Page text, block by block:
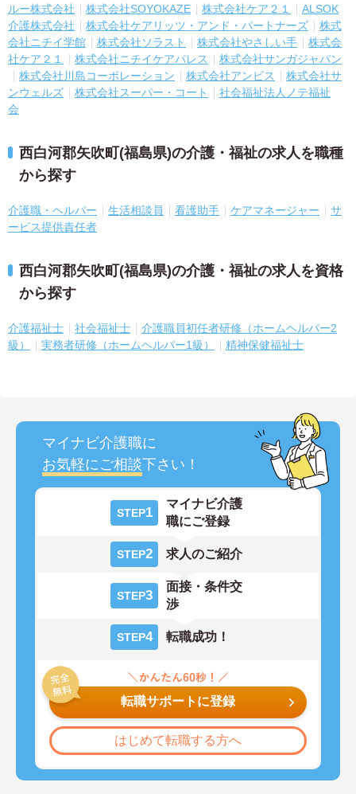
ルー株式会社
株式会社SOYOKAZE 株式会社ケア２１
ALSOK
介護株式会社
株式会社ケアリッツ・アンド・パートナーズ
株式
会社ニチイ学館
株式会社ソラスト 株式会社やさしい手
株式会
社ケア２１
株式会社ニチイケアパレス
株式会社サンガジャパン
株式会社川島コーポレーション
株式会社アンビス
株式会社サ
ンウェルズ
株式会社スーパー・コート
社会福祉法人ノテ福祉
会
西白河郡矢吹町(福島県)の介護・福祉の求人を職種
から探す
介護職・ヘルパー 生活相談員 看護助手 ケアマネージャー
サ
ービス提供責任者
西白河郡矢吹町(福島県)の介護・福祉の求人を資格
から探す
介護福祉士 社会福祉士
介護職員初任者研修（ホームヘルパー2
級）
実務者研修（ホームヘルパー1級） 精神保健福祉士
マイナビ介護職に
お気軽にご相談下さい！
STEP1
マイナビ介護
職にご登録
STEP2 求人のご紹介
STEP3
面接・条件交
渉
STEP4 転職成功！
転職サポートに登録
はじめて転職する方へ